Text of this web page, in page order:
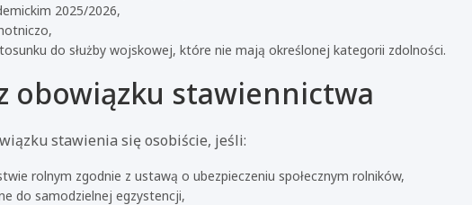
2025/2026,
do służby wojskowej, które nie mają określonej kategorii zdolności.
obowiązku stawiennictwa
stawienia się osobiście, jeśli:
rolnym zgodnie z ustawą o ubezpieczeniu społecznym rolników,
do samodzielnej egzystencji,